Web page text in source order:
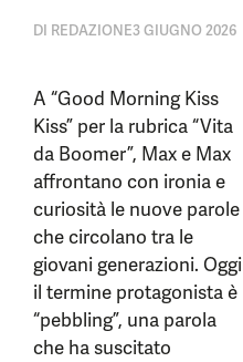
DI REDAZIONE3 GIUGNO 2026
A “Good Morning Kiss
Kiss” per la rubrica “Vita
da Boomer”, Max e Max
affrontano con ironia e
curiosità le nuove parole
che circolano tra le
giovani generazioni. Oggi
il termine protagonista è
“pebbling”, una parola
che ha suscitato